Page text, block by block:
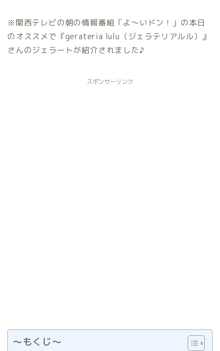
※関西テレビの朝の情報番組「よ〜いドン！」の本日
のオススメで『gerateria lulu（ジェラテリアルル）』
さんのジェラートが紹介されました♪
スポンサーリンク
〜もくじ〜